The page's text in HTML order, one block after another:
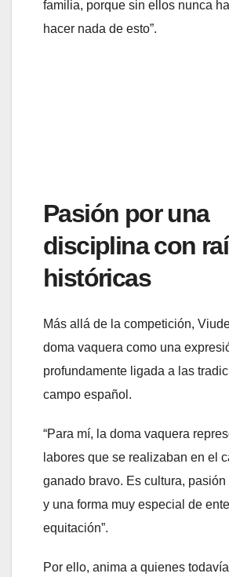
familia, porque sin ellos nunca
hacer nada de esto”.
Pasión por una
disciplina con
históricas
Más allá de la competición,
doma vaquera como una
profundamente ligada a las
campo español.
“Para mí, la doma vaquera
labores que se realizaban en el
ganado bravo. Es cultura,
y una forma muy especial de
equitación”.
Por ello, anima a quienes